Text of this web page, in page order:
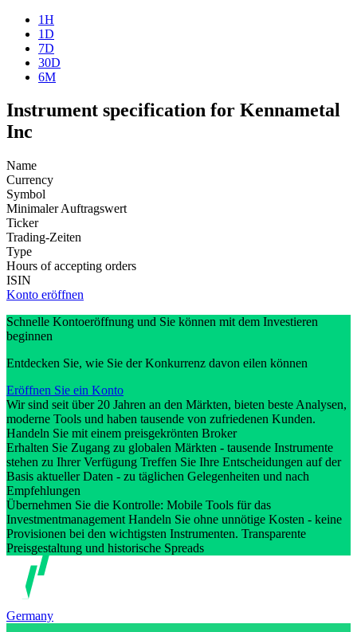
1H
1D
7D
30D
6M
Instrument specification for Kennametal
Inc
Name
Currency
Symbol
Minimaler Auftragswert
Ticker
Trading-Zeiten
Type
Hours of accepting orders
ISIN
Konto eröffnen
Schnelle Kontoeröffnung und Sie können mit dem Investieren
beginnen
Entdecken Sie, wie Sie der Konkurrenz davon eilen können
Eröffnen Sie ein Konto
Wir sind seit über 20 Jahren an den Märkten, bieten beste Analysen,
moderne Tools und haben tausende von zufriedenen Kunden.
Handeln Sie mit einem preisgekrönten Broker
Erhalten Sie Zugang zu globalen Märkten - tausende Instrumente
stehen zu Ihrer Verfügung Treffen Sie Ihre Entscheidungen auf der
Basis aktueller Daten - zu täglichen Gelegenheiten und nach
Empfehlungen
Übernehmen Sie die Kontrolle: Mobile Tools für das
Investmentmanagement Handeln Sie ohne unnötige Kosten - keine
Provisionen bei den wichtigsten Instrumenten. Transparente
Preisgestaltung und historische Spreads
Germany